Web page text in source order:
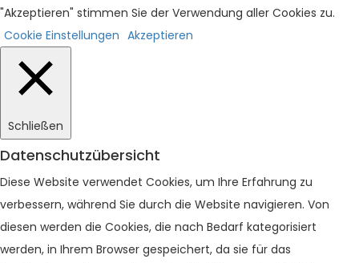
"Akzeptieren" stimmen Sie der Verwendung aller Cookies zu.
Cookie Einstellungen Akzeptieren
Schließen
Datenschutzübersicht
Diese Website verwendet Cookies, um Ihre Erfahrung zu
verbessern, während Sie durch die Website navigieren. Von
diesen werden die Cookies, die nach Bedarf kategorisiert
werden, in Ihrem Browser gespeichert, da sie für das